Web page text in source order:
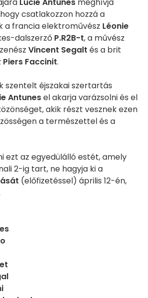
csatlakozzon hozzá a
a francia elektroművész Léonie
dalszerző P.R2B-t, a művész
Vincent Segalt és a brit
Piers Faccinit.
szentelt éjszakai szertartás
Antunesel akarja varázsolni és el
akik részt vesznek ezen
a természettel és a
ezt az egyedülálló estét, amely
2-ig tart, ne hagyja ki a
(előfizetéssel) április 12-én,